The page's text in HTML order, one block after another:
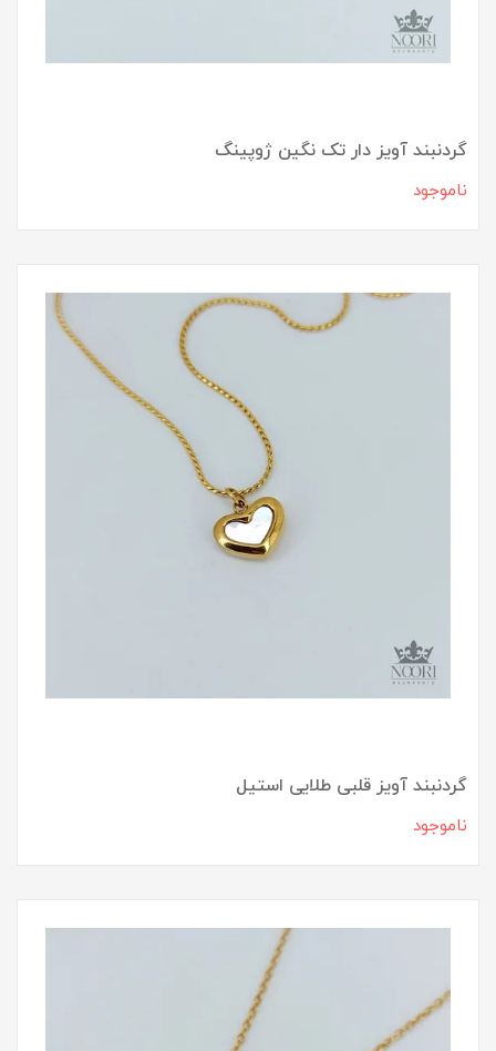
گردنبند آویز دار تک نگین ژوپینگ
ناموجود
گردنبند آویز قلبی طلایی استیل
ناموجود